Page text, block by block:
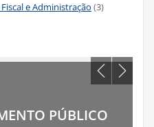
e Administração (3)